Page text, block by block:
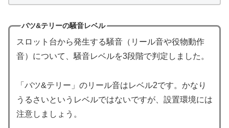
バツ&テリーの騒音レベル
スロット台から発生する騒音（リール音や役物動作
音）について、騒音レベルを3段階で判定しました。
「バツ&テリー」のリール音はレベル2です。かなり
うるさいというレベルではないですが、設置環境には
注意しましょう。